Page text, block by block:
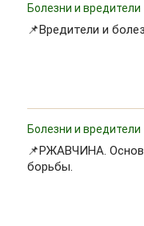
Болезни и вредители
📌Вредители и
Болезни и вредители
📌РЖАВЧИНА.
борьбы.